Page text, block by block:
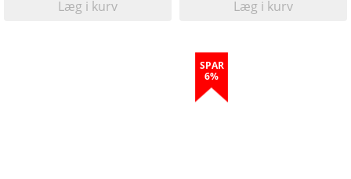
Læg i kurv Læg i kurv
SPAR
6%